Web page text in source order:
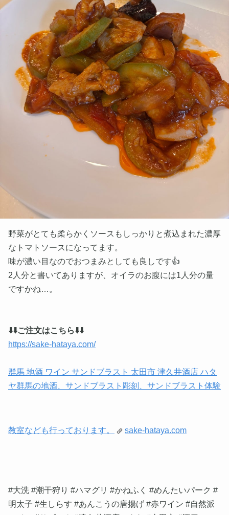
野菜がとても柔らかくソースもしっかりと煮込まれた濃厚
なトマトソースになってます。
味が濃い目なのでおつまみとしても良しです👍
2人分と書いてありますが、オイラのお腹には1人分の量
ですかね…。
⬇️⬇️ご注文はこちら⬇️⬇️
https://sake-hataya.com/
群馬 地酒 ワイン サンドブラスト 太田市 津久井酒店 ハタ
ヤ群馬の地酒、サンドブラスト彫刻、サンドブラスト体験
教室なども行っております。 sake-hataya.com
#大洗 #潮干狩り #ハマグリ #かねふく #めんたいパーク #
明太子 #生しらす #あんこうの唐揚げ #赤ワイン #自然派